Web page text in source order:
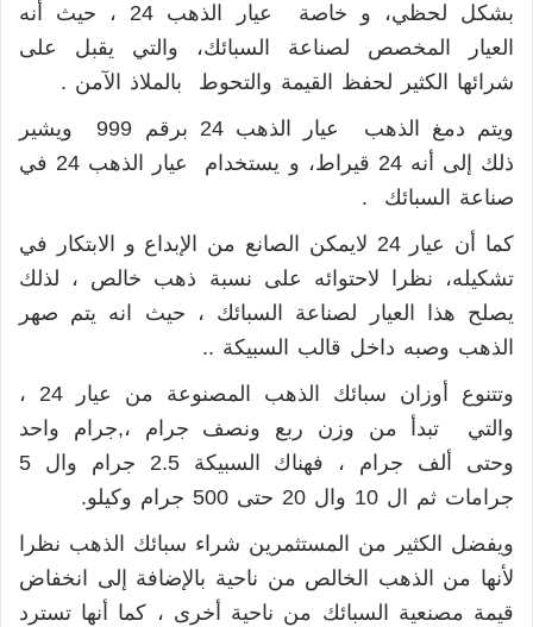
بشكل لحظي، و خاصة عيار الذهب 24 ، حيث أنه
العيار المخصص لصناعة السبائك، والتي يقبل على
شرائها الكثير لحفظ القيمة والتحوط بالملاذ الآمن .
ويتم دمغ الذهب عيار الذهب 24 برقم 999 ويشير
ذلك إلى أنه 24 قيراط، و يستخدام عيار الذهب 24 في
صناعة السبائك .
كما أن عيار 24 لايمكن الصانع من الإبداع و الابتكار في
تشكيله، نظرا لاحتوائه على نسبة ذهب خالص ، لذلك
يصلح هذا العيار لصناعة السبائك ، حيث انه يتم صهر
الذهب وصبه داخل قالب السبيكة ..
وتتنوع أوزان سبائك الذهب المصنوعة من عيار 24 ،
والتي تبدأ من وزن ربع ونصف جرام ،,جرام واحد
وحتى ألف جرام ، فهناك السبيكة 2.5 جرام وال 5
جرامات ثم ال 10 وال 20 حتى 500 جرام وكيلو.
ويفضل الكثير من المستثمرين شراء سبائك الذهب نظرا
لأنها من الذهب الخالص من ناحية بالإضافة إلى انخفاض
قيمة مصنعية السبائك من ناحية أخرى ، كما أنها تسترد